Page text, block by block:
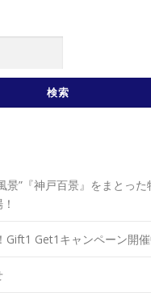
景”『神戸百景』をまとっ
Gift1 Get1キャンペーン開